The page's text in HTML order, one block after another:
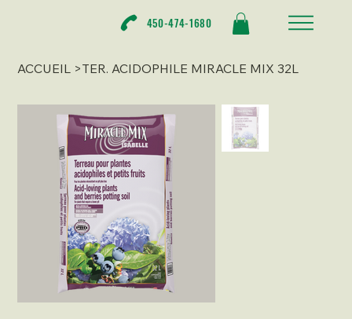
450-474-1680
ACCUEIL > TER. ACIDOPHILE MIRACLE MIX 32L